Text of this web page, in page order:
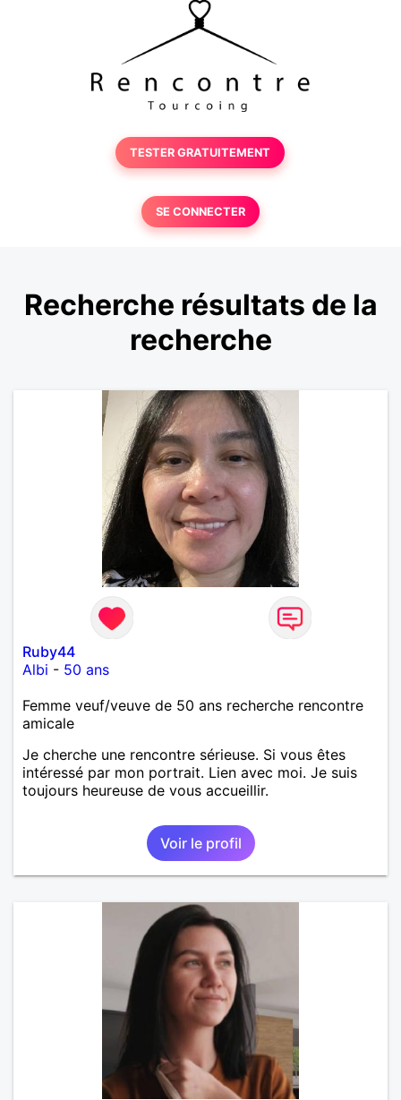
TESTER GRATUITEMENT
SE CONNECTER
Recherche résultats de la
recherche
Ruby44
Albi - 50 ans
Femme veuf/veuve de 50 ans recherche rencontre
amicale
Je cherche une rencontre sérieuse. Si vous êtes
intéressé par mon portrait. Lien avec moi. Je suis
toujours heureuse de vous accueillir.
Voir le profil